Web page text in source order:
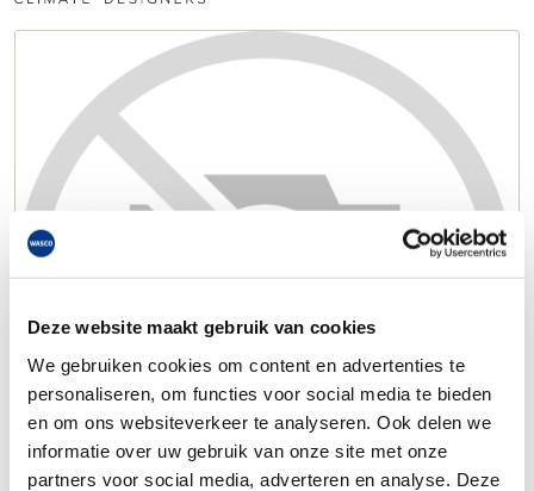
Deze website maakt gebruik van cookies
We gebruiken cookies om content en advertenties te
personaliseren, om functies voor social media te bieden
en om ons websiteverkeer te analyseren. Ook delen we
informatie over uw gebruik van onze site met onze
partners voor social media, adverteren en analyse. Deze